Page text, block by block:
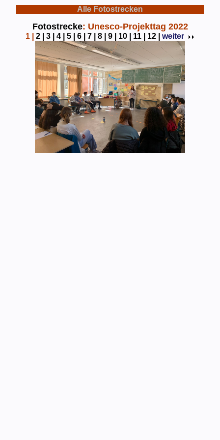
Alle Fotostrecken
Fotostrecke: Unesco-Projekttag 2022
1 2 | 3 | 4 | 5 | 6 | 7 | 8 | 9 | 10 | 11 | 12 | weiter